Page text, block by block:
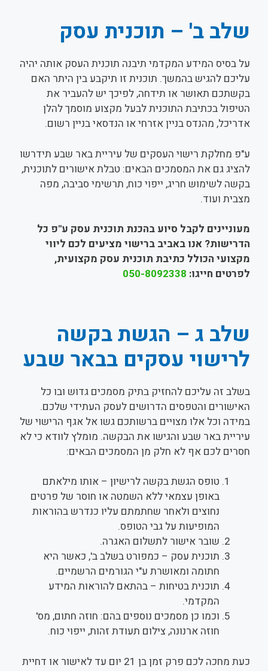
שלב ב' – תוכנית עסק
על בסיס המידע המקדמי תיבנה תוכנית העסק אותה יהיה
עליכם להגיש בהמשך. תוכנית זו תיקבע בין היתר האם
בקשתכם תאושר או תידחה, לפיכך יש להעביר את
הטיפול בכתיבת התוכנית לבעל מקצוע מוסמך להלן
אדריכל, מהנדס בניין אזרחי או הנדסאי בניין רשום.
ע"פ מחלקת רישוי העסקים של עיריית באר שבע תידרשו
להציג גם את המסמכים הבאים: טבלת אישורים לתוכנית,
בקשה לשימוש חריג, ייפוי כוח, תרשימי סביבה, מפה
מצבית ועוד.
מעוניינים לקבל סיוע בהכנת תוכנית עסק ע"פ כל
הדרישות? אנו באביב ברישוי מציעים לכם ליווי
מקצועי הכולל כתיבת תוכנית עסק מקצועית,
לפרטים חייגו: 050-8092338
שלב ג – הגשת בקשה
לרישוי עסקים בבאר שבע
בשלב זה עליכם להחזיק בתיק מסמכים גדוש ובו כל
האישורים והטפסים הדרושים לעסק העתידי שלכם.
במידה וכל אלו מצויים ברשותכם גשו אל אגף הרישוי של
עיריית באר שבע והגישו את הבקשה. מומלץ לוודא כי לא
חסרים לכם אף לא חלק מן המסמכים הבאים:
טופס הגשת בקשה לרישיון – אותו מילאתם
באופן עצמאי ללא השמטה או חוסר של פרטים
נחוצים ולאחר שחתמתם עליו כנדרש בהוראות
המופיעות על גבי הטופס.
שובר אישור לתשלום האגרה.
תוכנית עסק – כמפורט בשלב ב', כאשר היא
חתומה ומאושרת ע"י הגורמים הרשמיים.
תוכנית בטיחות – בהתאם להוראות המידע
המקדמי.
וכמו כן מסמכים נוספים בהם: חוזה חתום, מס'
חוזה ארנונה, צילום תעודת זהות, ייפוי כוח.
כעת מחכה לכם פרק זמן בן 21 יום עד לאישור או דחיית